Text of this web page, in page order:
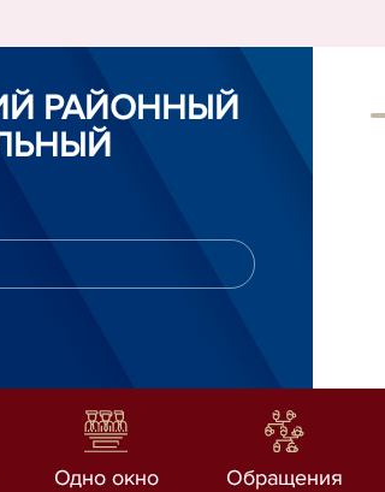
РАЙОННЫЙ
Одно окно Обращения